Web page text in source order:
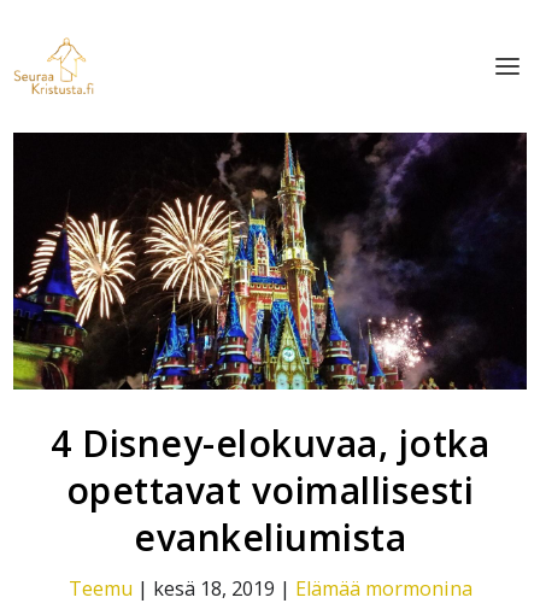
4 Disney-elokuvaa, jotka
opettavat voimallisesti
evankeliumista
Teemu | kesä 18, 2019 | Elämää mormonina